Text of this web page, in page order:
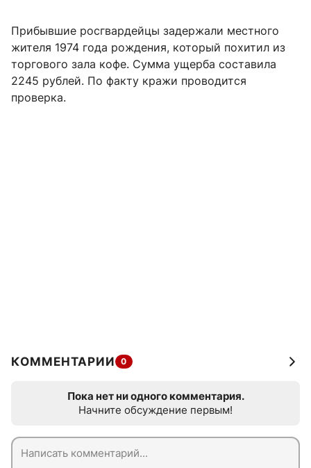
Прибывшие росгвардейцы задержали местного
жителя 1974 года рождения, который похитил из
торгового зала кофе. Сумма ущерба составила
2245 рублей. По факту кражи проводится
проверка.
КОММЕНТАРИИ 0
Пока нет ни одного комментария.
Начните обсуждение первым!